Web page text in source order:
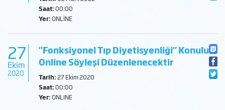
Saat:00:00
Yer:ONLİNE
27
Ekim
2020
"Fonksiyonel Tıp Diyetisyenliği" Konulu
Online Söyleşi Düzenlenecektir
Tarih:27 Ekim 2020
Saat:00:00
Yer:ONLINE